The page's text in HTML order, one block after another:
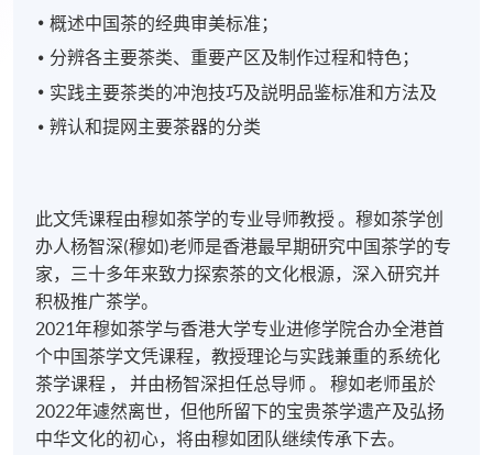
概述中国茶的经典审美标准；
分辨各主要茶类、重要产区及制作过程和特色；
实践主要茶类的冲泡技巧及説明品鉴标准和方法及
辨认和提网主要茶器的分类
此文凭课程由穆如茶学的专业导师教授 。穆如茶学创
办人杨智深(穆如)老师是香港最早期研究中国茶学的专
家，三十多年来致力探索茶的文化根源，深入研究并
积极推广茶学。
2021年穆如茶学与香港大学专业进修学院合办全港首
个中国茶学文凭课程，教授理论与实践兼重的系统化
茶学课程 ， 并由杨智深担任总导师 。 穆如老师虽於
2022年遽然离世，但他所留下的宝贵茶学遗产及弘扬
中华文化的初心，将由穆如团队继续传承下去。